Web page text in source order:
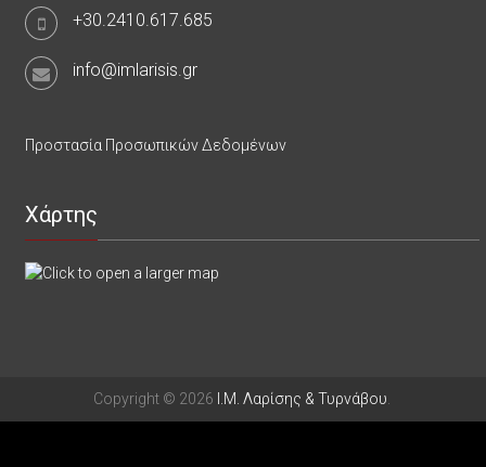
+30.2410.617.685
info@imlarisis.gr
Προστασία Προσωπικών Δεδομένων
Χάρτης
Copyright © 2026 Ι.Μ. Λαρίσης & Τυρνάβου.